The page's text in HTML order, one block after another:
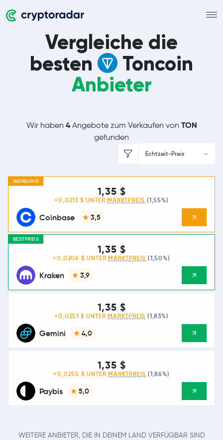
Vergleiche die
besten
Toncoin
Anbieter
Wir haben 4Angebote zum Verkaufen von TON
gefunden
Echtzeit-Preis
WERBUNG
Coinbase 3,5
1,35 $
+0,0213 $ UNTER MARKTPREIS (1,55%)
BESTPREIS
Kraken 3,9
1,35 $
+0,0206 $ UNTER MARKTPREIS (1,50%)
Gemini 4,0
1,35 $
+0,0251 $ UNTER MARKTPREIS (1,83%)
Paybis 5,0
1,35 $
+0,0255 $ UNTER MARKTPREIS (1,86%)
WEITERE ANBIETER, DIE IN DEINEM LAND VERFÜGBAR SIND